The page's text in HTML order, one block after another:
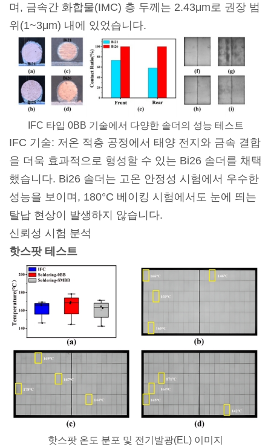
며, 금속간 화합물(IMC) 층 두께는 2.43μm로 권장 범
위(1~3μm) 내에 있었습니다.
IFC 타입 0BB 기술에서 다양한 솔더의 성능 테스트
IFC 기술: 저온 적층 공정에서 태양 전지와 금속 결합
을 더욱 효과적으로 형성할 수 있는 Bi26 솔더를 채택
했습니다. Bi26 솔더는 고온 안정성 시험에서 우수한
성능을 보이며, 180°C 베이킹 시험에서도 눈에 띄는
탈납 현상이 발생하지 않습니다.
신뢰성 시험 분석
핫스팟 테스트
핫스팟 온도 분포 및 전기발광(EL) 이미지